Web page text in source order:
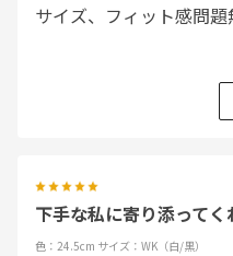
サイズ、フィット感問題
下手な私に寄り添ってく
色：24.5cm サイズ：WK（白/黒）